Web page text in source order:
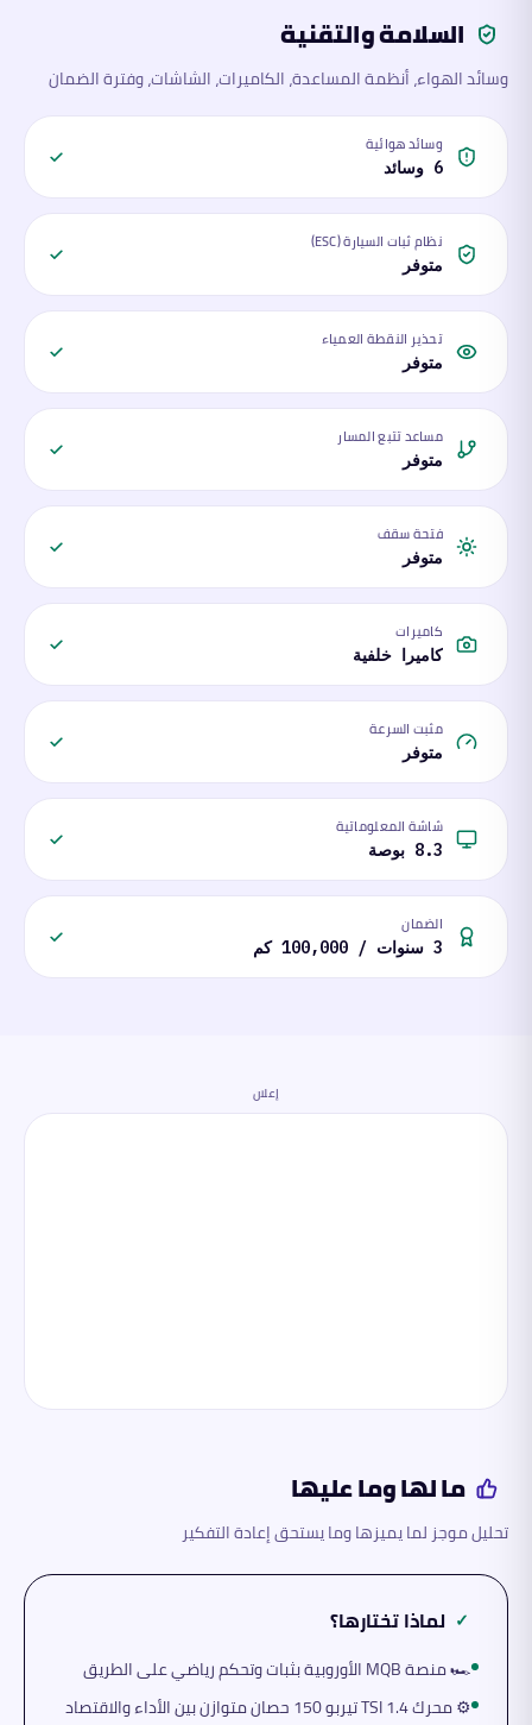
السلامة والتقنية
وسائد الهواء، أنظمة المساعدة، الكاميرات، الشاشات، وفترة الضمان
وسائد هوائية
6 وسائد
نظام ثبات السيارة (ESC)
متوفر
تحذير النقطة العمياء
متوفر
مساعد تتبع المسار
متوفر
فتحة سقف
متوفر
كاميرات
كاميرا خلفية
مثبت السرعة
متوفر
شاشة المعلوماتية
8.3 بوصة
الضمان
3 سنوات / 100,000 كم
إعلان
ما لها وما عليها
تحليل موجز لما يميزها وما يستحق إعادة التفكير
✓ لماذا تختارها؟
🏎️ منصة MQB الأوروبية بثبات وتحكم رياضي على الطريق
⚙️ محرك 1.4 TSI تيربو 150 حصان متوازن بين الأداء والاقتصاد